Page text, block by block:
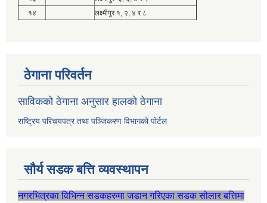
१४
लक्ष्मीपुर १, २, ४ र ८
ठेगाना परिवर्तन
साविकको ठेगाना अनुसार हालको ठेगाना
राष्ट्रिय परिचयपत्र तथा पञ्जिकरण विभागको पोर्टल
सौर्य सडक बत्ति व्यवस्थापन
नगरभित्रका विभिन्न सडकहरुमा जडान गरिएका सडक सोलार बत्तिमा